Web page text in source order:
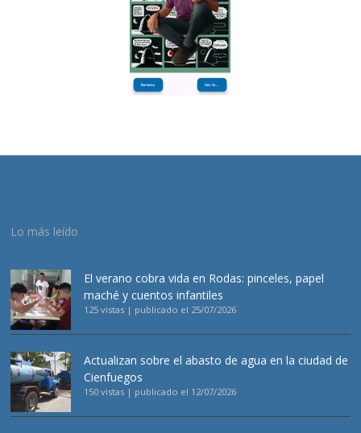
Lo más leído
El verano cobra vida en Rodas: pinceles, papel
maché y cuentos infantiles
125 vistas | publicado el 25/07/2026
Actualizan sobre el abasto de agua en la ciudad de
Cienfuegos
150 vistas | publicado el 12/07/2026